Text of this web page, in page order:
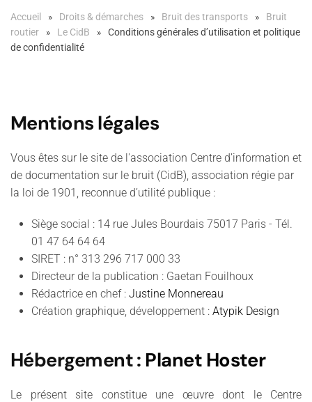
Accueil Droits & démarches Bruit des transports
Bruit
routier
Le CidB
Conditions générales d’utilisation et politique
de confidentialité
Mentions légales
Vous êtes sur le site de l'association Centre d’information et
de documentation sur le bruit (CidB), association régie par
la loi de 1901, reconnue d’utilité publique :
Siège social : 14 rue Jules Bourdais 75017 Paris - Tél.
01 47 64 64 64
SIRET : n° 313 296 717 000 33
Directeur de la publication : Gaetan Fouilhoux
Rédactrice en chef : Justine Monnereau
Création graphique, développement : Atypik Design
Hébergement: Planet Hoster
Le présent site constitue une œuvre dont le Centre